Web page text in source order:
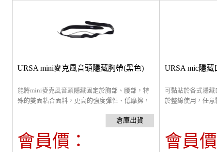
URSA mini麥克風音頭隱藏胸帶(黑色)
能將mini麥克風音頭隱藏固定於胸部、腰部，特
殊的雙面粘合面料，更高的強度彈性、低摩擦，
會員價：
URSA mic隱
可黏貼於各式隱
於整線使用，任
URSA所有擁有
用。
會員